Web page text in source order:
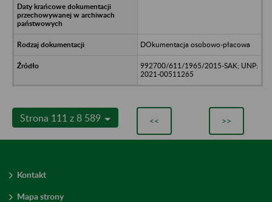
DOkumentacja osobowo-płacowa
992700/611/1965/2015-SAK; UNP:
2021-00511265
Strona 111 z 8 589 << >>
Kontakt
Mapa strony